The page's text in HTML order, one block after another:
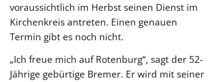
voraussichtlich im Herbst seinen Dienst im
Kirchenkreis antreten. Einen genauen
Termin gibt es noch nicht.
„Ich freue mich auf Rotenburg“, sagt der 52-
Jährige gebürtige Bremer. Er wird mit seiner
Kirchenämter
Gleichstellung
Datenschutz
Geschäftsstelle Landessynode
LANDESSYNODE